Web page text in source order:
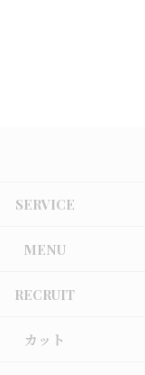
SERVICE
MENU
RECRUIT
カット